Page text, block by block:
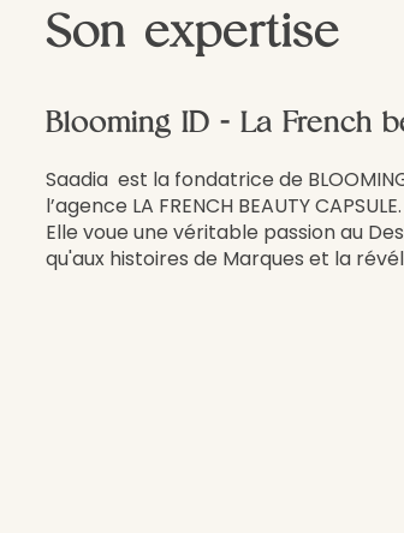
Son expertise
Blooming ID - La French
Saadia est la fondatrice de
l’agence LA FRENCH BEAUTY CAPSULE.
Elle voue une véritable passion au
qu'aux histoires de Marques et la